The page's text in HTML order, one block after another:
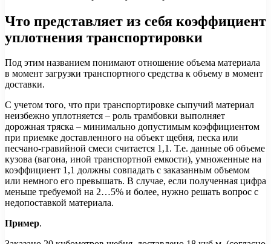
Что представляет из себя коэффициент
уплотнения транспортировки
Под этим названием понимают отношение объема материала
в момент загрузки транспортного средства к объему в момент
доставки.
С учетом того, что при транспортировке сыпучий материал
неизбежно уплотняется – роль трамбовки выполняет
дорожная тряска – минимально допустимым коэффициентом
при приемке доставленного на объект щебня, песка или
песчано-гравийной смеси считается 1,1. Т.е. данные об объеме
кузова (вагона, иной транспортной емкости), умноженные на
коэффициент 1,1 должны совпадать с заказанным объемом
или немного его превышать. В случае, если полученная цифра
меньше требуемой на 2…5% и более, нужно решать вопрос с
недопоставкой материала.
Пример.